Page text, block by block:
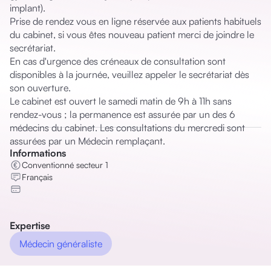
implant).
Prise de rendez vous en ligne réservée aux patients habituels
du cabinet, si vous êtes nouveau patient merci de joindre le
secrétariat.
En cas d'urgence des créneaux de consultation sont
disponibles à la journée, veuillez appeler le secrétariat dès
son ouverture.
Le cabinet est ouvert le samedi matin de 9h à 11h sans
rendez-vous ; la permanence est assurée par un des 6
médecins du cabinet. Les consultations du mercredi sont
assurées par un Médecin remplaçant.
Informations
Conventionné secteur 1
Français
Expertise
Médecin généraliste